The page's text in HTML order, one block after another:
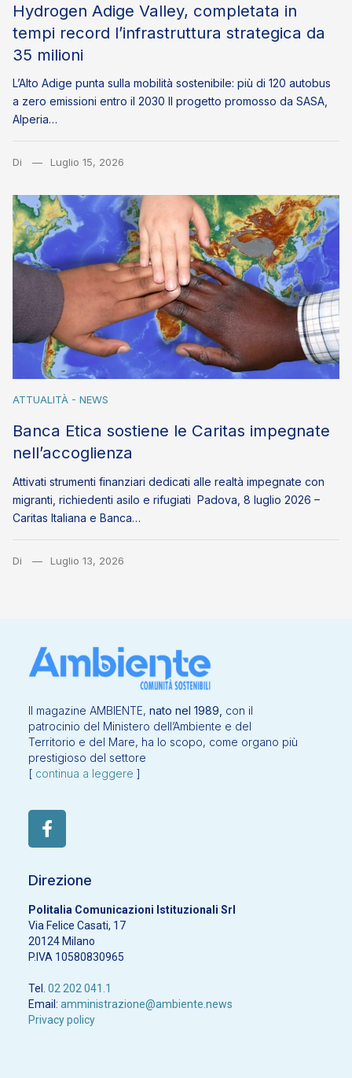
Hydrogen Adige Valley, completata in
tempi record l’infrastruttura strategica da
35 milioni
L’Alto Adige punta sulla mobilità sostenibile: più di 120 autobus
a zero emissioni entro il 2030 Il progetto promosso da SASA,
Alperia…
Di Luglio 15, 2026
ATTUALITÀ - NEWS
Banca Etica sostiene le Caritas impegnate
nell’accoglienza
Attivati strumenti finanziari dedicati alle realtà impegnate con
migranti, richiedenti asilo e rifugiati Padova, 8 luglio 2026 –
Caritas Italiana e Banca…
Di Luglio 13, 2026
Il magazine AMBIENTE, nato nel 1989, con il
patrocinio del Ministero dell’Ambiente e del
Territorio e del Mare, ha lo scopo, come organo più
prestigioso del settore
[ continua a leggere ]
Direzione
Politalia Comunicazioni Istituzionali Srl
Via Felice Casati, 17
20124 Milano
P.IVA 10580830965
Tel. 02 202 041.1
Email: amministrazione@ambiente.news
Privacy policy